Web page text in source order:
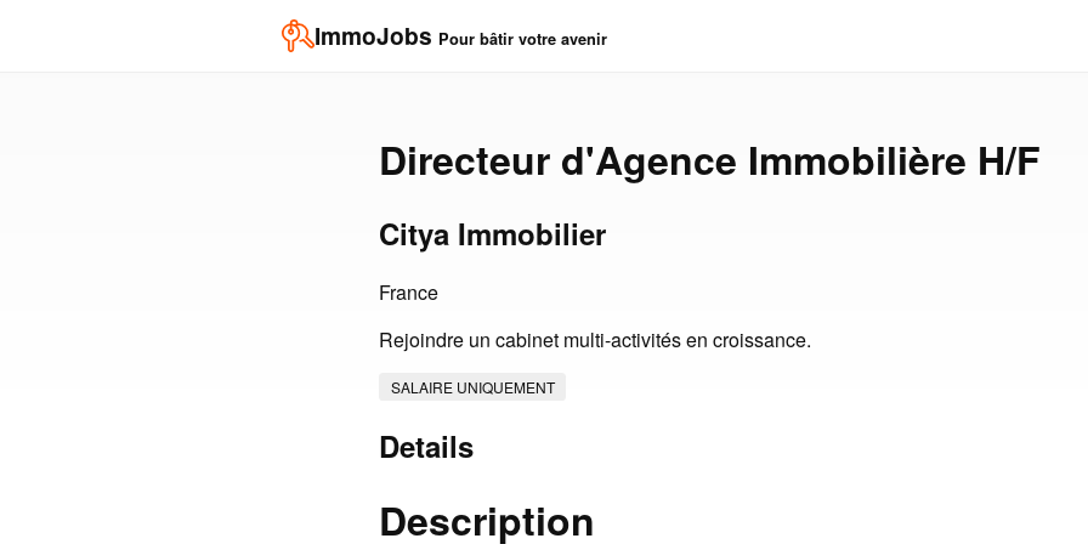
ImmoJobs Pour bâtir votre avenir
Directeur d'Agence Immobilière H/F
Citya Immobilier
France
Rejoindre un cabinet multi-activités en croissance.
SALAIRE UNIQUEMENT
Details
Description